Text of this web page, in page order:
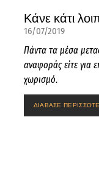
Κάνε κάτι
16/07/2019
Πάντα τα μέσα
αναφοράς είτε για
χωρισμό.
ΔΙΑΒΑΣΕ